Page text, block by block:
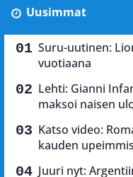
Uusimmat
Suru-uutinen:
vuotiaana
Lehti: Gianni
maksoi naisen
Katso video:
kauden
Juuri nyt: